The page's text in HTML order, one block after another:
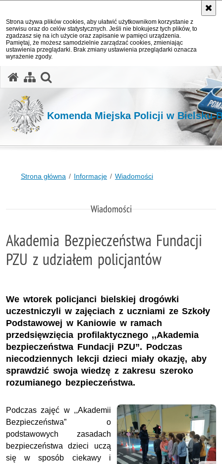
Strona używa plików cookies, aby ułatwić użytkownikom korzystanie z
serwisu oraz do celów statystycznych. Jeśli nie blokujesz tych plików, to
zgadzasz się na ich użycie oraz zapisanie w pamięci urządzenia.
Pamiętaj, że możesz samodzielnie zarządzać cookies, zmieniając
ustawienia przeglądarki. Brak zmiany ustawienia przeglądarki oznacza
wyrażenie zgody.
Komenda Miejska Policji w Bielsku-
Strona główna Informacje Wiadomości
Wiadomości
Akademia Bezpieczeństwa Fundacji
PZU z udziałem policjantów
We wtorek policjanci bielskiej drogówki
uczestniczyli w zajęciach z uczniami ze Szkoły
Podstawowej w Kaniowie w ramach
przedsięwzięcia profilaktycznego ,,Akademia
bezpieczeństwa Fundacji PZU”. Podczas
niecodziennych lekcji dzieci miały okazję, aby
sprawdzić swoja wiedzę z zakresu szeroko
rozumianego bezpieczeństwa.
Podczas zajęć w ,,Akademii
Bezpieczeństwa” o
podstawowych zasadach
bezpieczeństwa dzieci uczą
się w sposób ciekawy i